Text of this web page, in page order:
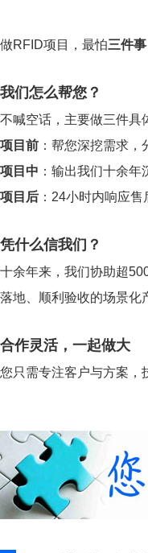
做RFID项目，最怕三件事
我们怎么帮您？
不喊空话，主要做三件具
项目前 ：帮您深挖需求
项目中 ：输出我们十余年
项目后 ：24小时内响应
凭什么信我们？
十余年来，我们协助超
落地、顺利验收的场景化
合作灵活，一起做大
您只需专注客户与方案，